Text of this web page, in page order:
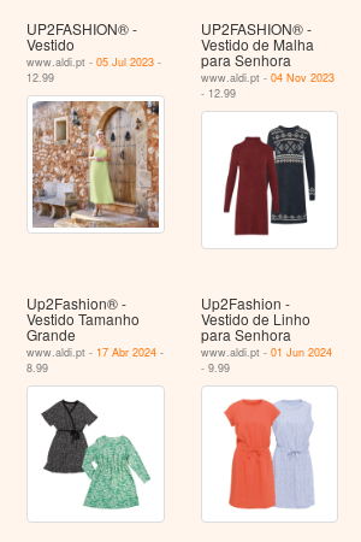
UP2FASHION® -
Vestido
www.aldi.pt -05 Jul 2023 -
12.99
UP2FASHION® -
Vestido de Malha
para Senhora
www.aldi.pt - 04 Nov 2023
- 12.99
Up2Fashion® -
Vestido Tamanho
Grande
www.aldi.pt - 17 Abr 2024 -
8.99
Up2Fashion -
Vestido de Linho
para Senhora
www.aldi.pt - 01 Jun 2024
- 9.99